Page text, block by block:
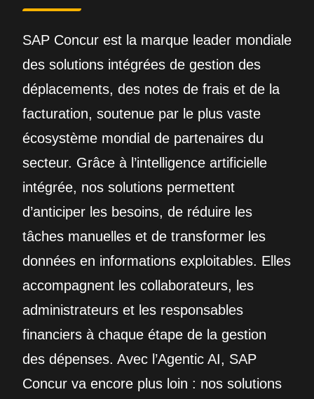
SAP Concur est la marque leader mondiale
des solutions intégrées de gestion des
déplacements, des notes de frais et de la
facturation, soutenue par le plus vaste
écosystème mondial de partenaires du
secteur. Grâce à l’intelligence artificielle
intégrée, nos solutions permettent
d’anticiper les besoins, de réduire les
tâches manuelles et de transformer les
données en informations exploitables. Elles
accompagnent les collaborateurs, les
administrateurs et les responsables
financiers à chaque étape de la gestion
des dépenses. Avec l’Agentic AI, SAP
Concur va encore plus loin : nos solutions